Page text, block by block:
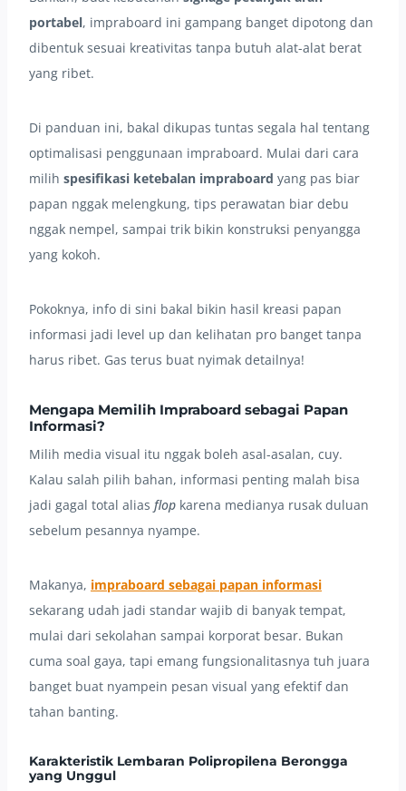
portabel, impraboard ini gampang banget dipotong dan
dibentuk sesuai kreativitas tanpa butuh alat-alat berat
yang ribet.
Di panduan ini, bakal dikupas tuntas segala hal tentang
optimalisasi penggunaan impraboard. Mulai dari cara
milih spesifikasi ketebalan impraboard yang pas biar
papan nggak melengkung, tips perawatan biar debu
nggak nempel, sampai trik bikin konstruksi penyangga
yang kokoh.
Pokoknya, info di sini bakal bikin hasil kreasi papan
informasi jadi level up dan kelihatan pro banget tanpa
harus ribet. Gas terus buat nyimak detailnya!
Mengapa Memilih Impraboard sebagai Papan
Informasi?
Milih media visual itu nggak boleh asal-asalan, cuy.
Kalau salah pilih bahan, informasi penting malah bisa
jadi gagal total alias flop karena medianya rusak duluan
sebelum pesannya nyampe.
Makanya, impraboard sebagai papan informasi
sekarang udah jadi standar wajib di banyak tempat,
mulai dari sekolahan sampai korporat besar. Bukan
cuma soal gaya, tapi emang fungsionalitasnya tuh juara
banget buat nyampein pesan visual yang efektif dan
tahan banting.
Karakteristik Lembaran Polipropilena Berongga
yang Unggul